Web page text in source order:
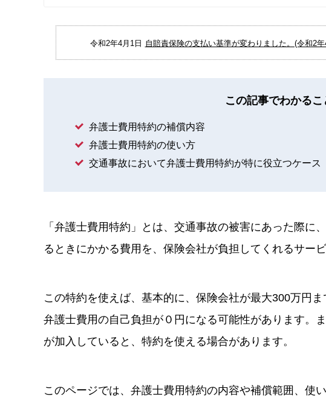
令和2年4月1日 自賠責保険の支払い基準が変わりました。(令和2
この記事でわかるこ
弁護士費用特約の補償内容
弁護士費用特約の使い方
交通事故において弁護士費用特約が特に役立つケース
「弁護士費用特約」とは、交通事故の被害にあった際に
るときにかかる費用を、保険会社が負担してくれるサービ
この特約を使えば、基本的に、保険会社が最大300万円
弁護士費用の自己負担が０円になる可能性があります。
が加入していると、特約を使える場合があります。
このページでは、弁護士費用特約の内容や補償範囲、使